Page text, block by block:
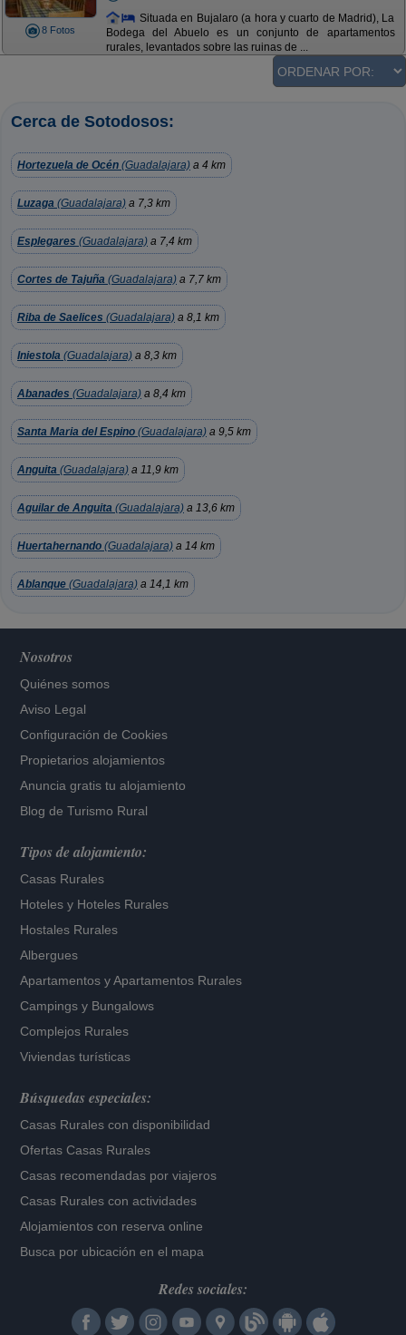
8 Fotos
Situada en Bujalaro (a hora y cuarto de Madrid), La
Bodega del Abuelo es un conjunto de apartamentos
rurales, levantados sobre las ruinas de ...
Cerca de Sotodosos:
Hortezuela de Océn (Guadalajara) a 4 km
Luzaga (Guadalajara) a 7,3 km
Esplegares (Guadalajara) a 7,4 km
Cortes de Tajuña (Guadalajara) a 7,7 km
Riba de Saelices (Guadalajara) a 8,1 km
Iniestola (Guadalajara) a 8,3 km
Abanades (Guadalajara) a 8,4 km
Santa Maria del Espino (Guadalajara) a 9,5 km
Anguita (Guadalajara) a 11,9 km
Aguilar de Anguita (Guadalajara) a 13,6 km
Huertahernando (Guadalajara) a 14 km
Ablanque (Guadalajara) a 14,1 km
Nosotros
Quiénes somos
Aviso Legal
Configuración de Cookies
Propietarios alojamientos
Anuncia gratis tu alojamiento
Blog de Turismo Rural
Tipos de alojamiento:
Casas Rurales
Hoteles y Hoteles Rurales
Hostales Rurales
Albergues
Apartamentos yApartamentos Rurales
Campings y Bungalows
Complejos Rurales
Viviendas turísticas
Búsquedas especiales:
Casas Rurales con disponibilidad
Ofertas Casas Rurales
Casas recomendadas por viajeros
Casas Rurales con actividades
Alojamientos con reserva online
Busca por ubicación en el mapa
Redes sociales: